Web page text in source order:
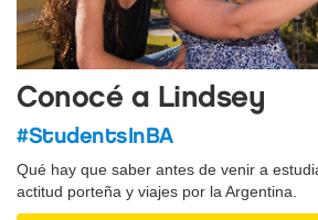
Conocé a Lindsey
#StudentsInBA
Qué hay que saber antes de venir a
actitud porteña y viajes por la Argentina.